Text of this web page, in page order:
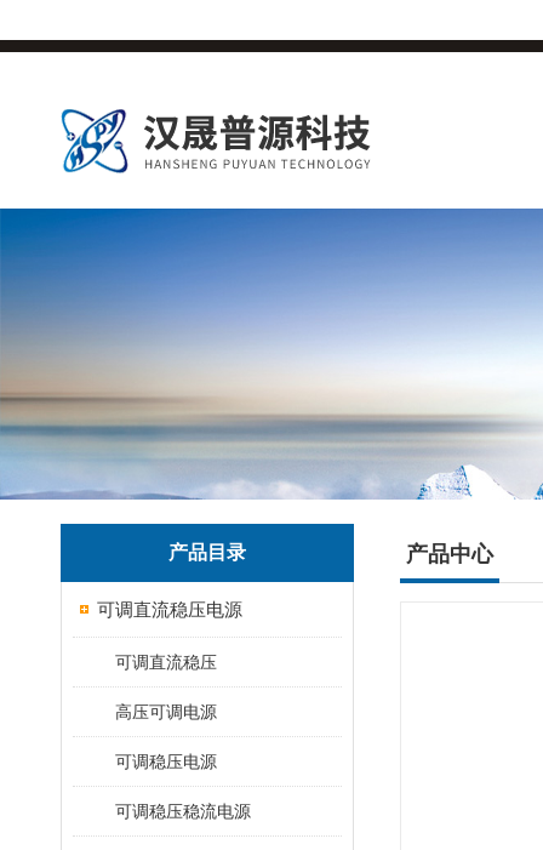
产品目录
可调直流稳压电源
可调直流稳压
高压可调电源
可调稳压电源
可调稳压稳流电源
产品中心